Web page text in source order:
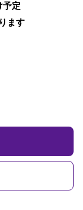
予定
ます